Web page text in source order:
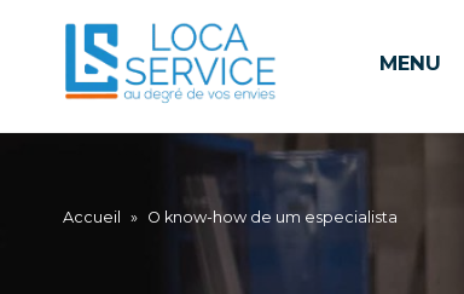
MENU
Accueil » O know-how de um especialista